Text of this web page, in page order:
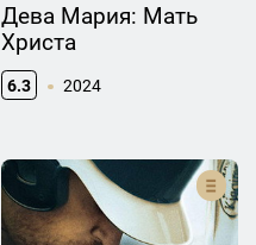
Дева Мария: Мать
Христа
6.3 2024